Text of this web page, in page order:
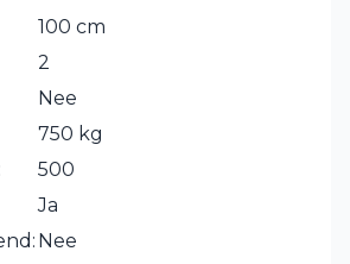
100 cm
2
Nee
750 kg
500
Ja
Nee